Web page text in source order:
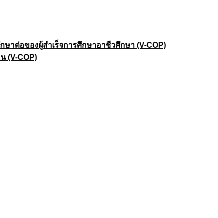
าต่อของผู้สำเร็จการศึกษาอาชีวศึกษา (V-COP)
(V-COP)